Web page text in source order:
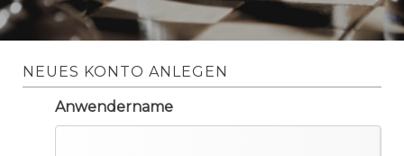
NEUES KONTO ANLEGEN
Anwendername